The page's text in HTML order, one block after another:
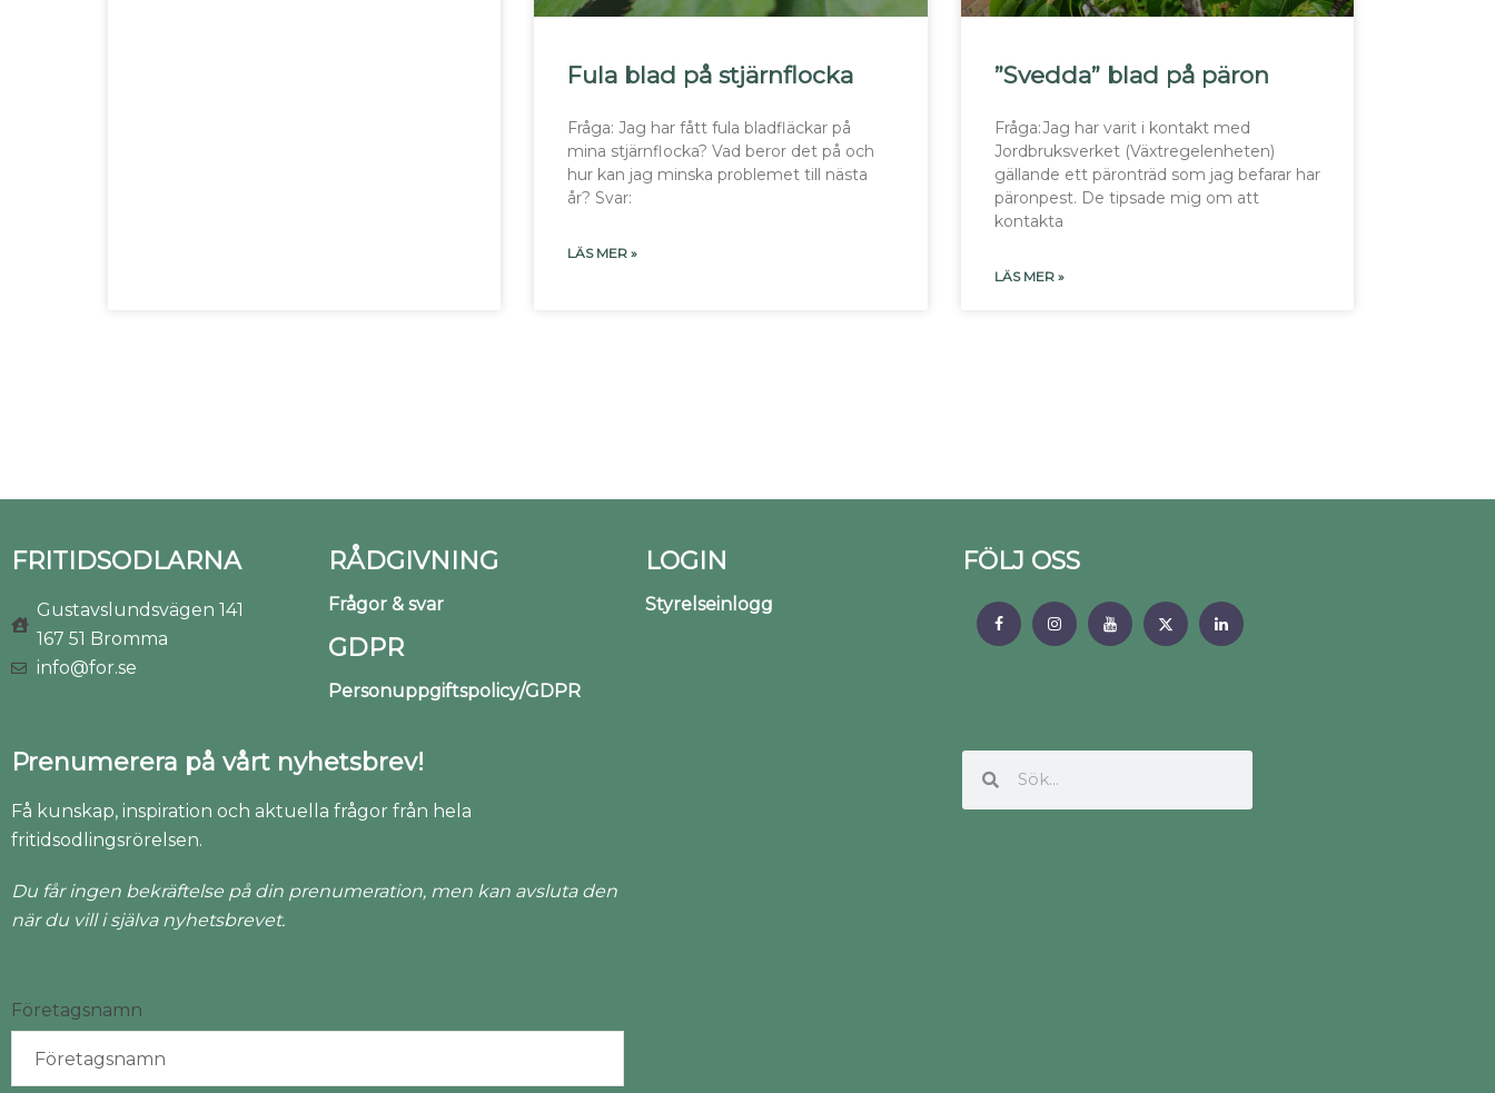
Fula blad på stjärnflocka
Fråga: Jag har fått fula bladfläckar på
mina stjärnflocka? Vad beror det på och
hur kan jag minska problemet till nästa
år? Svar:
LÄS MER »
”Svedda” blad på päron
Fråga:Jag har varit i kontakt med
Jordbruksverket (Växtregelenheten)
gällande ett päronträd som jag befarar har
päronpest. De tipsade mig om att
kontakta
LÄS MER »
FRITIDSODLARNA
Gustavslundsvägen 141
167 51 Bromma
info@for.se
RÅDGIVNING
Frågor & svar
GDPR
Personuppgiftspolicy/GDPR
LOGIN
Styrelseinlogg
FÖLJ OSS
Prenumerera på vårt nyhetsbrev!
Få kunskap, inspiration och aktuella frågor från hela
fritidsodlingsrörelsen.
Du får ingen bekräftelse på din prenumeration, men kan avsluta den
när du vill i själva nyhetsbrevet.
Företagsnamn